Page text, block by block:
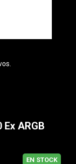
ARGB
EN STOCK